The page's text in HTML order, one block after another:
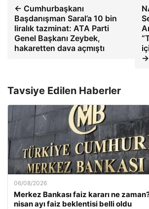
← Cumhurbaşkanı
Başdanışman Saral’a 10 bin
liralık tazminat: ATA Parti
Genel Başkanı Zeybek,
hakaretten dava açmıştı
→
Tavsiye Edilen Haberler
06/08/2026
Merkez Bankası faiz kararı ne
nisan ayı faiz beklentisi belli oldu